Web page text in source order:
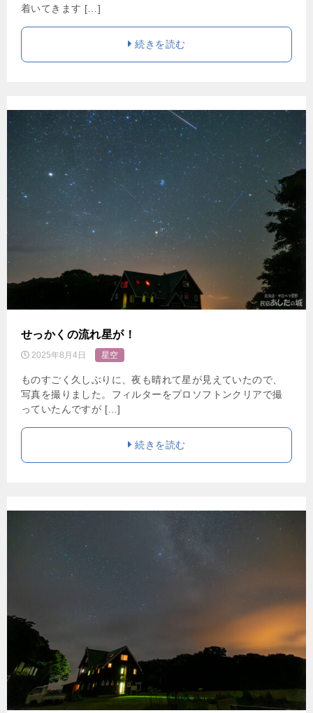
着いてきます […]
続きを読む
せっかくの流れ星が！
2025年8月4日 星空
ものすごく久しぶりに、夜も晴れて星が見えていたので、
写真を撮りました。フィルターをプロソフトンクリアで撮
っていたんですが […]
続きを読む